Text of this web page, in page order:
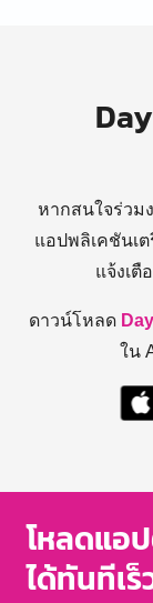
หากสนใจร่วม
แอปพลิเคชันเ
แจ้งเ
ดาวน์โหลด
ใน
โหลดแอ
ได้ทันทีเร็